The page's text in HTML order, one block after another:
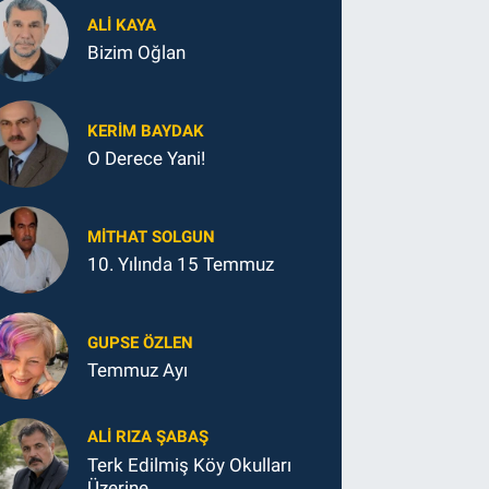
ALI KAYA
Bizim Oğlan
KERIM BAYDAK
O Derece Yani!
MITHAT SOLGUN
10. Yılında 15 Temmuz
GUPSE ÖZLEN
Temmuz Ayı
ALI RIZA ŞABAŞ
Terk Edilmiş Köy Okulları